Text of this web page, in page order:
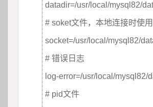
datadir=/usr/local/mysql82/
# soket文件，本地连接时使用
socket=/usr/local/mysql82/
# 错误日志
log-error=/usr/local/mysql82/
# pid文件